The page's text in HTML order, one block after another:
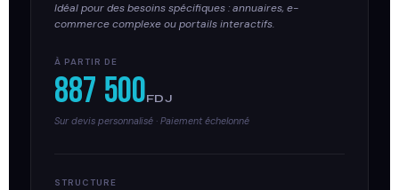
Idéal pour des besoins spécifiques : annuaires, e-
commerce complexe ou portails interactifs.
À PARTIR DE
887 500FDJ
Sur devis personnalisé · Paiement échelonné
STRUCTURE